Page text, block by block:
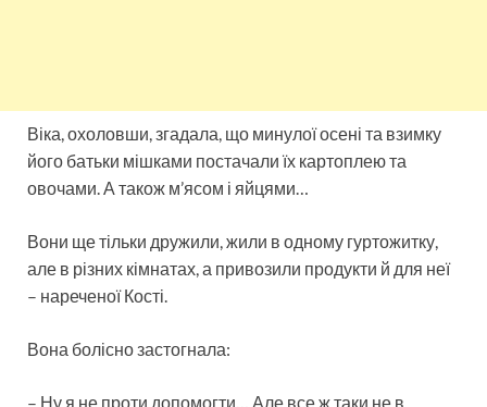
Віка, охоловши, згадала, що минулої осені та взимку
його батьки мішками постачали їх картоплею та
овочами. А також м’ясом і яйцями…
Вони ще тільки дружили, жили в одному гуртожитку,
але в різних кімнатах, а привозили продукти й для неї
– нареченої Кості.
Вона болісно застогнала:
– Ну я не проти допомогти… Але все ж таки не в